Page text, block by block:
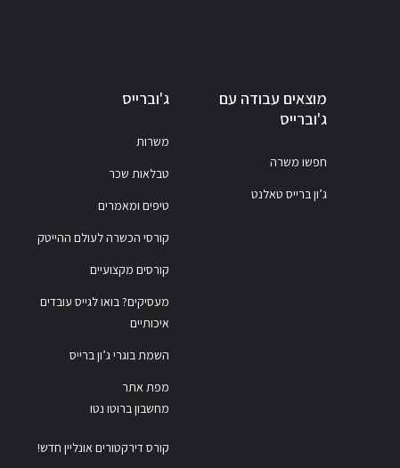
מוצאים עבודה עם
ג'וברייס
חפשו משרה
ג’ון ברייס טאלנט
ג'וברייס
משרות
טבלאות שכר
טיפים ומאמרים
קורסי הכשרה לעולם ההייטק
קורסים מקצועיים
מעסיקים? בואו לגייס עובדים
איכותיים
השמת בוגרי ג’ון ברייס
מפת אתר
מחשבון ברוטו נטו
קורס דירקטורים אונליין חדש!